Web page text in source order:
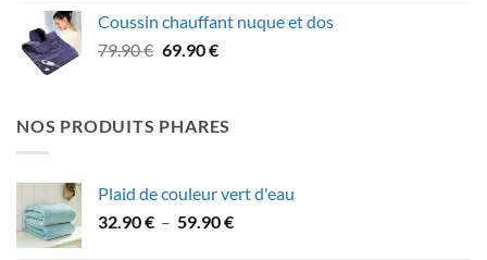
était :
47.90 €.
est :
39.90 €.
Coussin chauffant nuque et dos
79.90€ Le
était :
79.90 €.
69.90€Le
est :
69.90 €.
NOS PRODUITS PHARES
Plaid de couleur vert d'eau
32.90€ – 59.90€Plage